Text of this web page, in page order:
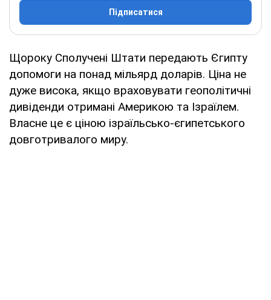
Підписатися
Щороку Сполучені Штати передають Єгипту
допомоги на понад мільярд доларів. Ціна не
дуже висока, якщо враховувати геополітичні
дивіденди отримані Америкою та Ізраїлем.
Власне це є ціною ізраїльсько-єгипетського
довготривалого миру.